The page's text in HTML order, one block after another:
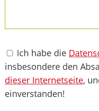
Ich habe die
insbesondere den
dieser Internetseite,
einverstanden!